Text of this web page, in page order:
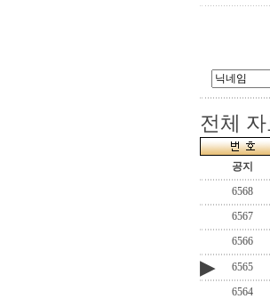
전체
공지
6568
6567
6566
▶ 6565
6564